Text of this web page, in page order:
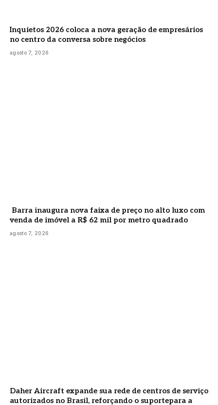
Inquietos 2026 coloca a nova geração de empresários
no centro da conversa sobre negócios
agosto 7, 2026
Barra inaugura nova faixa de preço no alto luxo com
venda de imóvel a R$ 62 mil por metro quadrado
agosto 7, 2026
Daher Aircraft expande sua rede de centros de serviço
autorizados no Brasil, reforçando o suportepara a